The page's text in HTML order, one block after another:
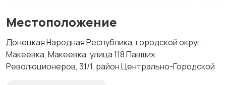
Местоположение
Донецкая Народная Республика, городской округ
Макеевка, Макеевка, улица 118 Павших
Революционеров, 31/1, район Центрально-Городской